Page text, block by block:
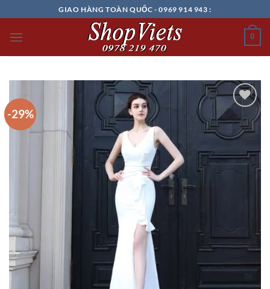
đến
nội
GIAO HÀNG TOÀN QUỐC - 0969 914 943 :
0
-29%
Add to
wishlist